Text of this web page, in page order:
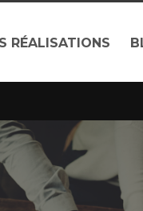
RÉALISATIONS